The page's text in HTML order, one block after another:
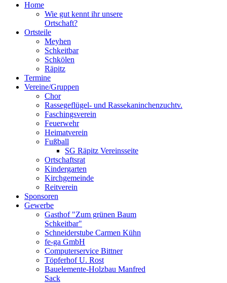
Home
Wie gut kennt ihr unsere
Ortschaft?
Ortsteile
Meyhen
Schkeitbar
Schkölen
Räpitz
Termine
Vereine/Gruppen
Chor
Rassegeflügel- und Rassekaninchenzuchtv.
Faschingsverein
Feuerwehr
Heimatverein
Fußball
SG Räpitz Vereinsseite
Ortschaftsrat
Kindergarten
Kirchgemeinde
Reitverein
Sponsoren
Gewerbe
Gasthof "Zum grünen Baum
Schkeitbar"
Schneiderstube Carmen Kühn
fe-ga GmbH
Computerservice Bittner
Töpferhof U. Rost
Bauelemente-Holzbau Manfred
Sack